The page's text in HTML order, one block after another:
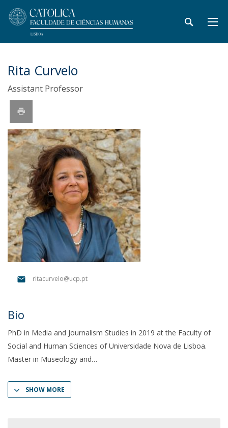
Rita Curvelo
Assistant Professor
ritacurvelo@ucp.pt
Bio
PhD in Media and Journalism Studies in 2019 at the Faculty of
Social and Human Sciences of Universidade Nova de Lisboa.
Master in Museology and
SHOW MORE